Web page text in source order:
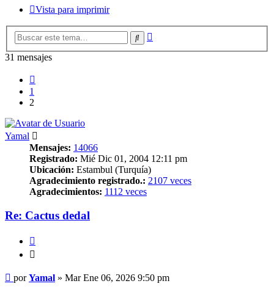
Vista para imprimir
Buscar
31 mensajes
1
2
Yamal
Mensajes: 14066
Registrado: Mié Dic 01, 2004 12:11 pm
Ubicación: Estambul (Turquía)
Agradecimiento registrado.: 2107 veces
Agradecimientos: 1112 veces
Re: Cactus dedal
Mensaje
porYamal » Mar Ene 06, 2026 9:50 pm